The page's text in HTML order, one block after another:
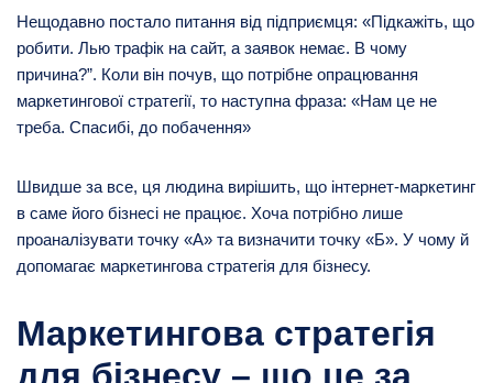
Нещодавно постало питання від підприємця: «Підкажіть, що
робити. Лью трафік на сайт, а заявок немає. В чому
причина?”. Коли він почув, що потрібне опрацювання
маркетингової стратегії, то наступна фраза: «Нам це не
треба. Спасибі, до побачення»
Швидше за все, ця людина вирішить, що інтернет-маркетинг
в саме його бізнесі не працює. Хоча потрібно лише
проаналізувати точку «А» та визначити точку «Б». У чому й
допомагає маркетингова стратегія для бізнесу.
Маркетингова стратегія
для бізнесу – що це за